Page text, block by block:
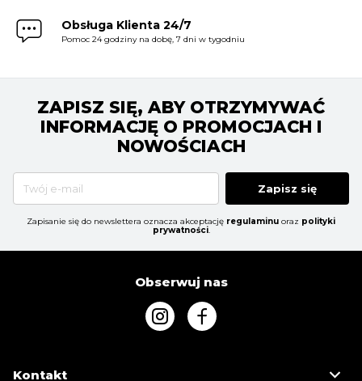
Obsługa Klienta 24/7
Pomoc 24 godziny na dobę, 7 dni w tygodniu
ZAPISZ SIĘ, ABY OTRZYMYWAĆ
INFORMACJĘ O PROMOCJACH I
NOWOŚCIACH
Zapisz się
Zapisanie się do newslettera oznacza akceptację regulaminu oraz polityki
prywatności.
Obserwuj nas
Kontakt